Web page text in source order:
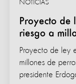
Proyecto de
riesgo a
NOTICIAS
Proyecto de ley
millones de
presidente